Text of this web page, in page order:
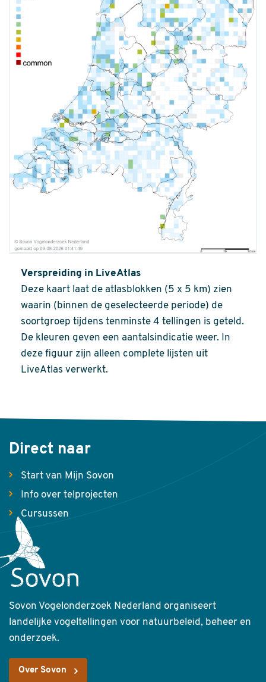
Verspreiding in LiveAtlas
Deze kaart laat de atlasblokken (5 x 5 km) zien
waarin (binnen de geselecteerde periode) de
soortgroep tijdens tenminste 4 tellingen is geteld.
De kleuren geven een aantalsindicatie weer. In
deze figuur zijn alleen complete lijsten uit
LiveAtlas verwerkt.
Direct naar
Start van Mijn Sovon
Info over telprojecten
Cursussen
Sovon Vogelonderzoek Nederland organiseert
landelijke vogeltellingen voor natuurbeleid, beheer en
onderzoek.
Over Sovon